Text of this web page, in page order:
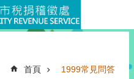
首頁 1999常見問答